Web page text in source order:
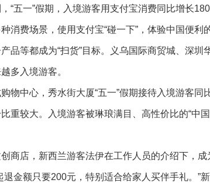
“五一”假期，入境游客用支付宝消费同比增长
消费场景，使用支付宝“碰一下”，体验中国便利
品等都成为“扫货”目标。义乌国际商贸城、深圳
多入境游客。
物中心，秀水街大厦“五一”假期接待入境游客同
重较大。入境游客被琳琅满目、高性价比的“中国
商店，新西兰游客法伊在工作人员的介绍下，
退金额只要200元，特别适合给家人买伴手礼。”